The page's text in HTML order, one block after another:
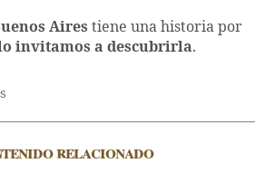
Aires tiene una historia por
invitamos a descubrirla.
relacionado